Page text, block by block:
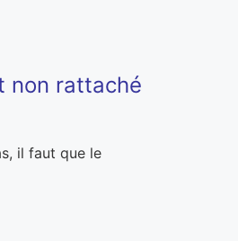
non rattaché
il faut que le